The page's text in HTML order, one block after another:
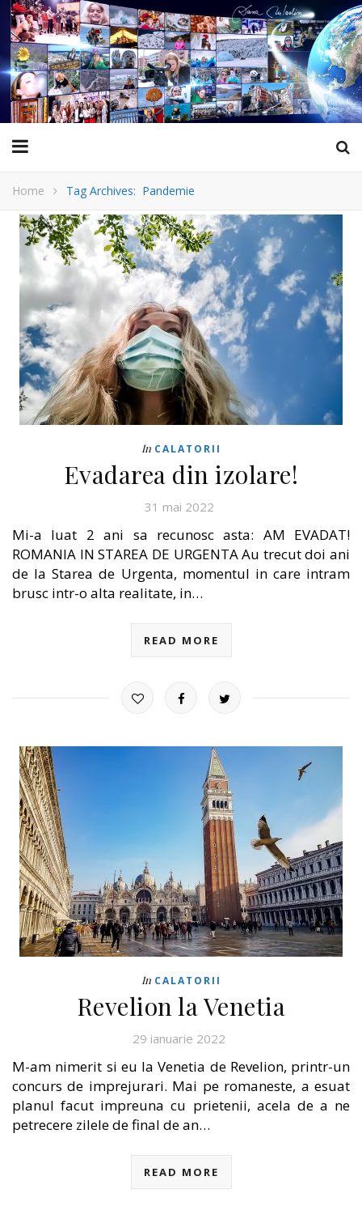
Home Tag Archives: Pandemie
In CALATORII
Evadarea din izolare!
31 mai 2022
Mi-a luat 2 ani sa recunosc asta: AM EVADAT!
ROMANIA IN STAREA DE URGENTA Au trecut doi ani
de la Starea de Urgenta, momentul in care intram
brusc intr-o alta realitate, in…
READ MORE
In CALATORII
Revelion la Venetia
29 ianuarie 2022
M-am nimerit si eu la Venetia de Revelion, printr-un
concurs de imprejurari. Mai pe romaneste, a esuat
planul facut impreuna cu prietenii, acela de a ne
petrecere zilele de final de an…
READ MORE